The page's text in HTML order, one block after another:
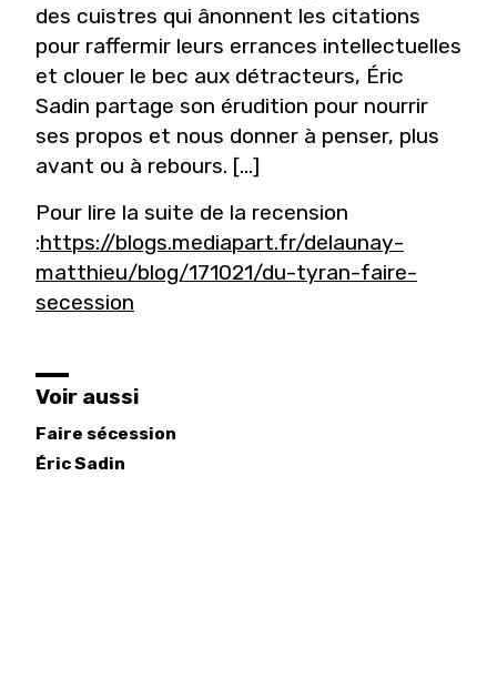
des cuistres qui ânonnent les citations
pour raffermir leurs errances intellectuelles
et clouer le bec aux détracteurs, Éric
Sadin partage son érudition pour nourrir
ses propos et nous donner à penser, plus
avant ou à rebours. [...]
Pour lire la suite de la recension
:https://blogs.mediapart.fr/delaunay-
matthieu/blog/171021/du-tyran-faire-
secession
Voir aussi
Faire sécession
ÉricSadin